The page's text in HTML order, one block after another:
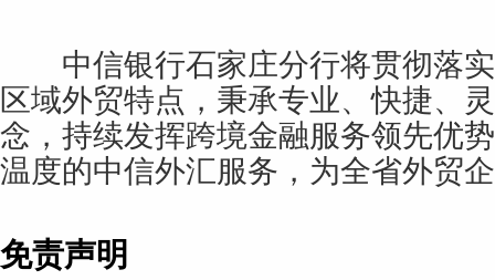
中信银行石家庄分行将贯彻落实
区域外贸特点，秉承专业、快捷、
念，持续发挥跨境金融服务领先优
温度的中信外汇服务，为全省外贸
免责声明